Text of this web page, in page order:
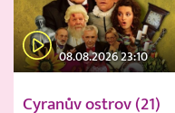
08.08.2026 23:10
Cyranův ostrov (21)